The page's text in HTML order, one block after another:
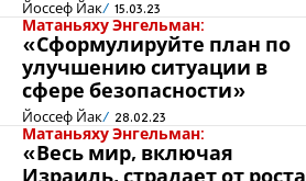
Йоссеф Йак 15.03.23
Матаньяху Энгельман:
«Сформулируйте план по
улучшению ситуации в
сфере безопасности»
Йоссеф Йак 28.02.23
Матаньяху Энгельман:
«Весь мир, включая